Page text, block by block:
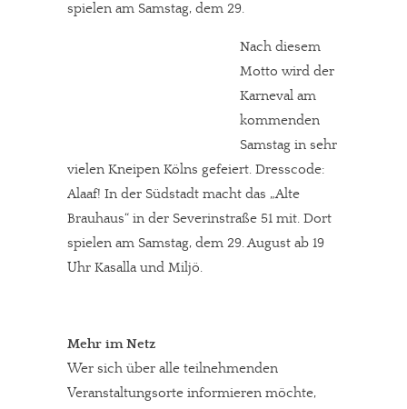
spielen am Samstag, dem 29.
Nach diesem
Motto wird der
Karneval am
kommenden
Samstag in sehr
vielen Kneipen Kölns gefeiert. Dresscode:
Alaaf! In der Südstadt macht das „Alte
Brauhaus“ in der Severinstraße 51 mit. Dort
spielen am Samstag, dem 29. August ab 19
Uhr Kasalla und Miljö.
Mehr im Netz
Wer sich über alle teilnehmenden
Veranstaltungsorte informieren möchte,